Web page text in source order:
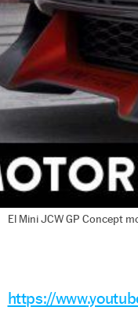
El Mini JCW GP Concept
https://